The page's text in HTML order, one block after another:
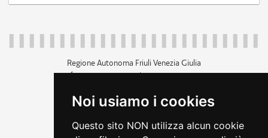
Noi usiamo i cookies
Questo sito NON utilizza alcun cookie
Regione Autonoma Friuli Venezia Giulia
c.f. 80014930327; p.iva 00526040324
+39 040 3771111